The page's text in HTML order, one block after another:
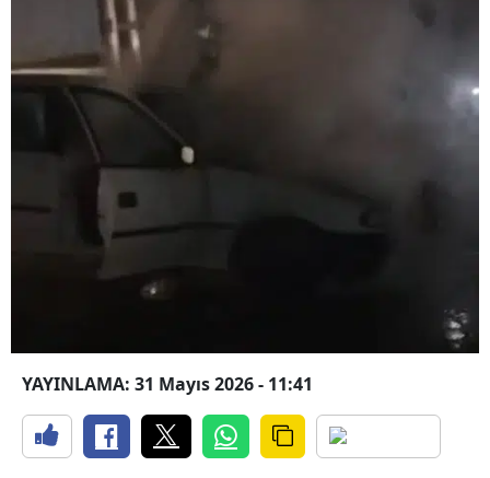
YAYINLAMA: 31 Mayıs 2026 - 11:41